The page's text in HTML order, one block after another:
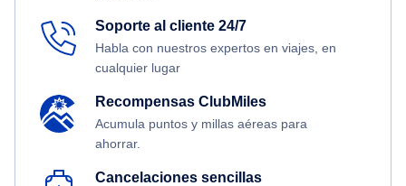
Soporte al cliente 24/7
Habla con nuestros expertos en viajes, en
cualquier lugar
Recompensas ClubMiles
Acumula puntos y millas aéreas para
ahorrar.
Cancelaciones sencillas